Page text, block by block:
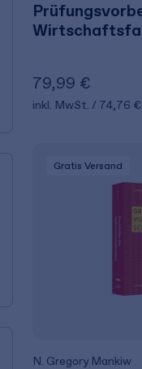
79,99 €
inkl. MwSt. 74,76 €
Gratis Versand
N. Gregory Mankiw